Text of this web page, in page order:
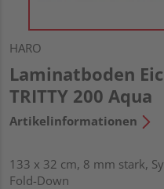
HARO
Laminatboden
TRITTY 200 Aqua
Artikelinformationen
133 x 32 cm, 8 mm stark,
Fold-Down